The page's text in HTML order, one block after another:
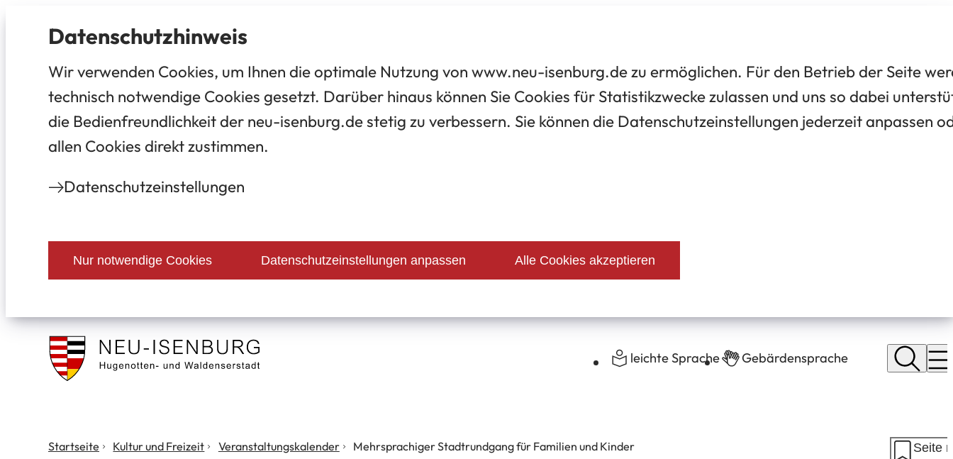
Datenschutz­hinweis
Wir verwenden Cookies, um Ihnen die optimale Nutzung von www.neu-isenburg.de zu ermöglichen. Für den Betrieb der Seite
technisch notwendige Cookies gesetzt. Darüber hinaus können Sie Cookies für Statistikzwecke zulassen und uns so dabei
die Bedienfreundlichkeit der neu-isenburg.de stetig zu verbessern. Sie können die Datenschutzeinstellungen jederzeit anpassen
allen Cookies direkt zustimmen.
Datenschutz­einstellungen
Nur notwendige Cookies Datenschutzeinstellungen anpassen Alle Cookies akzeptieren
Stadt
Isenburg
leichte Sprache Gebärdensprache
Startseite Kultur und Freizeit Veranstaltungs­kalender Mehrsprachiger Stadtrundgang für Familien und Kinder Seite